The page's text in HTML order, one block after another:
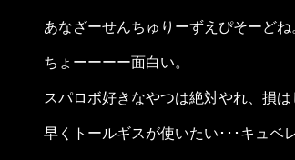
あなざーせんちゅりーずえぴそーどね
ちょーーーー面白い。
スパロボ好きなやつは絶対やれ、損
早くトールギスが使いたい･･･キュベ